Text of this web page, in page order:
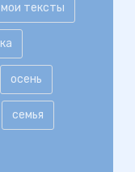
мои тексты
осень
семья